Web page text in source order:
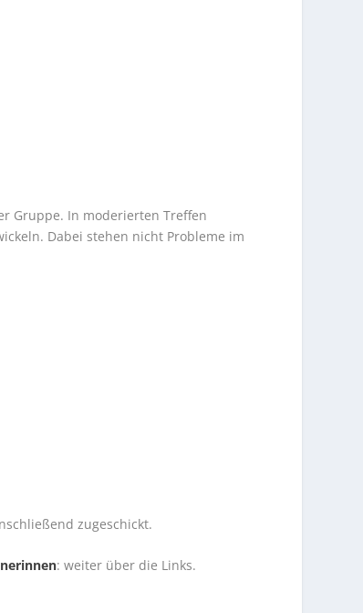
Gruppe. In moderierten Treffen
Dabei stehen nicht Probleme im
zugeschickt.
: weiter über die Links.